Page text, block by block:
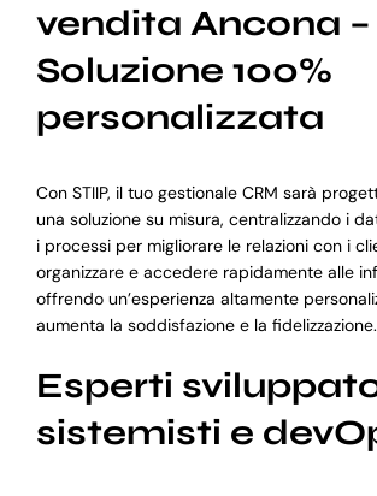
vendita Ancona –
Soluzione 100%
personalizzata
Con STIIP, il tuo gestionale CRM sarà
una soluzione su misura, centralizzando i
i processi per migliorare le relazioni con i
organizzare e accedere rapidamente alle
offrendo un’esperienza altamente
aumenta la soddisfazione e la fidelizzazione.
Esperti
sistemisti e